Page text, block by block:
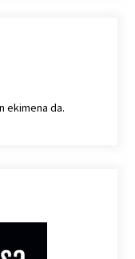
ekimena da.